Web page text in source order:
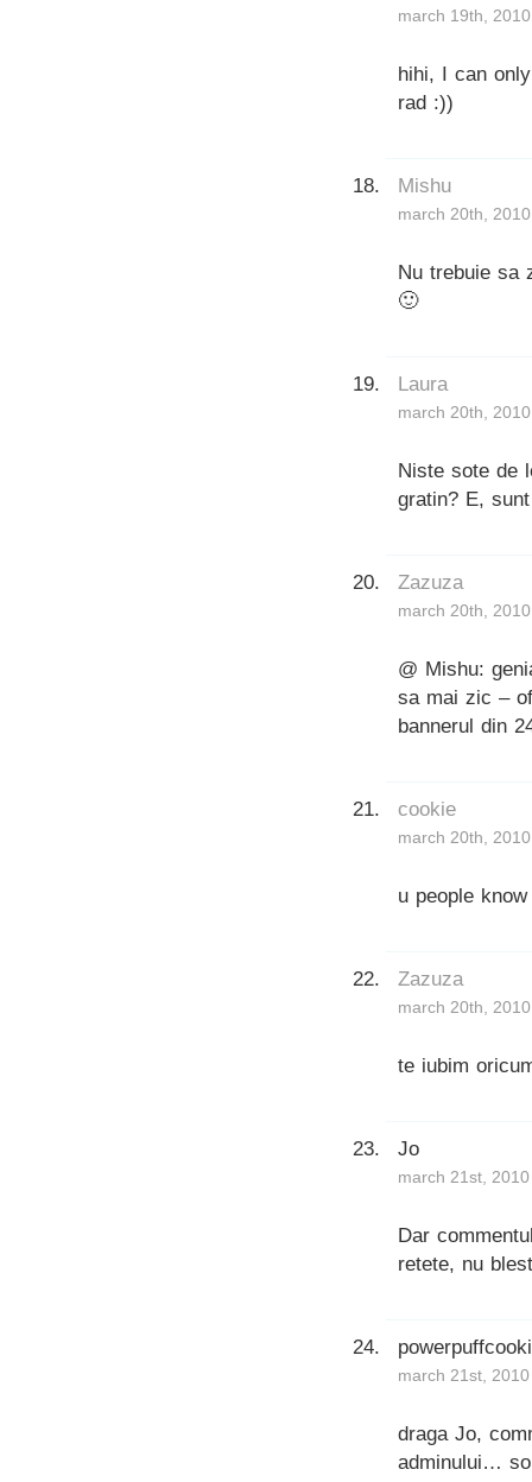
march 19th,
hihi, I can
rad :))
Mishu
march 20th,
Nu trebuie sa
🙂
Laura
march 20th,
Niste sote de
gratin? E,
Zazuza
march 20th,
@ Mishu:
sa mai zic –
bannerul din
cookie
march 20th,
u people
Zazuza
march 20th,
te iubim
Jo
march 21st,
Dar
retete, nu
march 21st,
draga Jo,
adminului…